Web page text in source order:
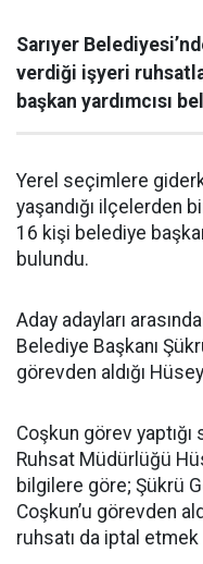
Sarıyer
verdiği işyeri
başkan yardımcısı
Yerel seçimlere
yaşandığı ilçelerden
16 kişi belediye
bulundu.
Aday adayları
Belediye Başkanı
görevden aldığı
Coşkun görev
Ruhsat Müdürlüğü
bilgilere göre; Şükrü
Coşkun’u görevden
ruhsatı da iptal etmek